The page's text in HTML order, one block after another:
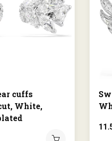
cuffs
White,